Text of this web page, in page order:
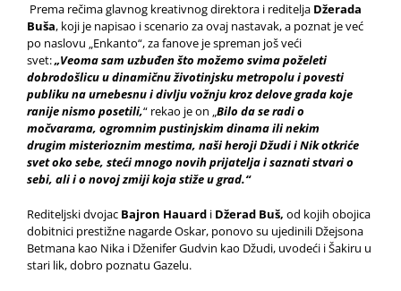
Prema rečima glavnog kreativnog direktora i reditelja Džerada
Buša, koji je napisao i scenario za ovaj nastavak, a poznat je već
po naslovu „Enkanto“, za fanove je spreman još veći
svet:„Veoma sam uzbuđen što možemo svima poželeti
dobrodošlicu u dinamičnu životinjsku metropolu i povesti
publiku na urnebesnu i divlju vožnju kroz delove grada koje
ranije nismo posetili,“ rekao je on „Bilo da se radi o
močvarama, ogromnim pustinjskim dinama ili nekim
drugim misterioznim mestima, naši heroji Džudi i Nik otkriće
svet oko sebe, steći mnogo novih prijatelja i saznati stvari o
sebi, ali i o novoj zmiji koja stiže u grad.“
Rediteljski dvojac Bajron Hauard i Džerad Buš, od kojih obojica
dobitnici prestižne nagarde Oskar, ponovo su ujedinili Džejsona
Betmana kao Nika i Dženifer Gudvin kao Džudi, uvodeći i Šakiru u
stari lik, dobro poznatu Gazelu.